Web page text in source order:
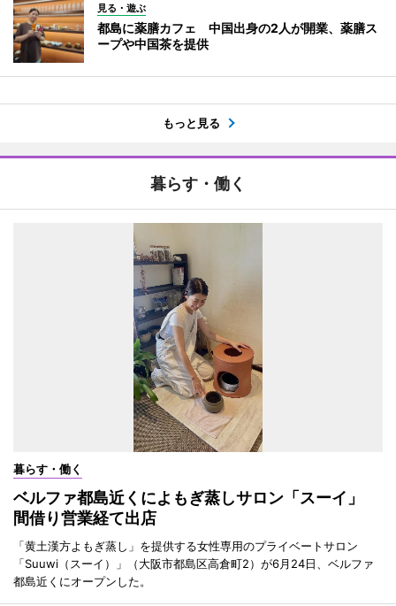
見る・遊ぶ
都島に薬膳カフェ 中国出身の2人が開業、薬膳ス
ープや中国茶を提供
もっと見る
暮らす・働く
暮らす・働く
ベルファ都島近くによもぎ蒸しサロン「スーイ」
間借り営業経て出店
「黄土漢方よもぎ蒸し」を提供する女性専用のプライベートサロン
「Suuwi（スーイ）」（大阪市都島区高倉町2）が6月24日、ベルファ
都島近くにオープンした。